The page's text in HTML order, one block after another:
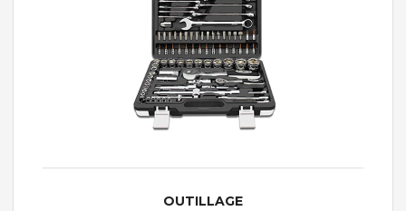
OUTILLAGE